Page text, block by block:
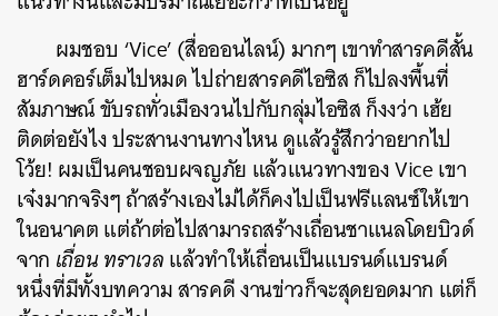
ผมชอบ ‘Vice’ (สื่อออนไลน์) มากๆ เขาทำสารคดีสั้น
ฮาร์ดคอร์เต็มไปหมด ไปถ่ายสารคดีไอซิส ก็ไปลงพื้นที่
สัมภาษณ์ ขับรถทั่วเมืองวนไปกับกลุ่มไอซิส ก็งงว่า เฮ้ย
ติดต่อยังไง ประสานงานทางไหน ดูแล้วรู้สึกว่าอยากไป
โว้ย! ผมเป็นคนชอบผจญภัย แล้วแนวทางของ Vice เขา
เจ๋งมากจริงๆ ถ้าสร้างเองไม่ได้ก็คงไปเป็นฟรีแลนซ์ให้เขา
ในอนาคต แต่ถ้าต่อไปสามารถสร้างเถื่อนชาแนลโดยบิวด์
จาก เถื่อน ทราเวลแล้วทำให้เถื่อนเป็นแบรนด์แบรนด์
หนึ่งที่มีทั้งบทความ สารคดี งานข่าวก็จะสุดยอดมาก แต่ก็